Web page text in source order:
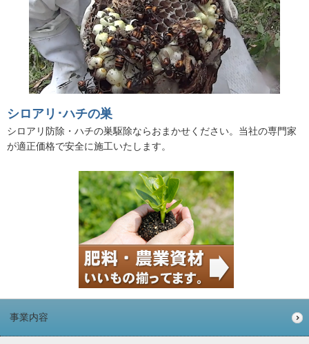
シロアリ･ハチの巣
シロアリ防除・ハチの巣駆除ならおまかせください。当社の専門家
が適正価格で安全に施工いたします。
事業内容